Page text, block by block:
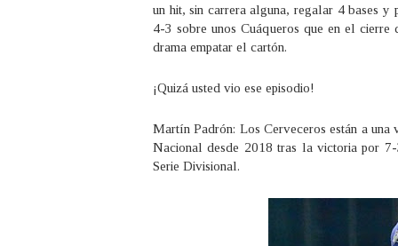
un hit, sin carrera alguna, regalar 4 bases
4-3 sobre unos Cuáqueros que en el
drama empatar el cartón.
¡Quizá usted vio ese episodio!
Martín Padrón: Los Cerveceros están a una
Nacional desde 2018 tras la victoria por
Serie Divisional.